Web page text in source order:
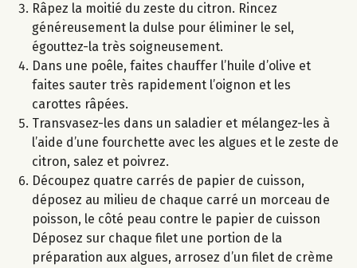
Râpez la moitié du zeste du citron. Rincez
généreusement la dulse pour éliminer le sel,
égouttez-la très soigneusement.
Dans une poêle, faites chauffer l’huile d’olive et
faites sauter très rapidement l’oignon et les
carottes râpées.
Transvasez-les dans un saladier et mélangez-les à
l’aide d’une fourchette avec les algues et le zeste de
citron, salez et poivrez.
Découpez quatre carrés de papier de cuisson,
déposez au milieu de chaque carré un morceau de
poisson, le côté peau contre le papier de cuisson
Déposez sur chaque filet une portion de la
préparation aux algues, arrosez d’un filet de crème